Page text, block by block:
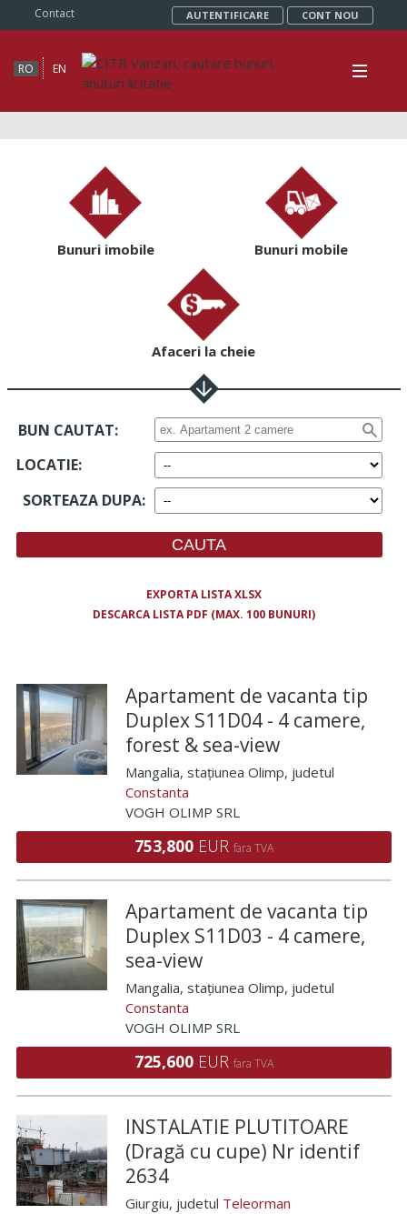
Contact AUTENTIFICARE CONT NOU
RO EN
Bunuri imobile Bunuri mobile
Afaceri la cheie
BUN CAUTAT:
LOCATIE:
SORTEAZA DUPA:
EXPORTA LISTA XLSX
DESCARCA LISTA PDF (MAX. 100 BUNURI)
Apartament de vacanta tip
Duplex S11D04 - 4 camere,
forest & sea-view
Mangalia, stațiunea Olimp, judetul
Constanta
VOGH OLIMP SRL
753,800 EUR fara TVA
Apartament de vacanta tip
Duplex S11D03 - 4 camere,
sea-view
Mangalia, stațiunea Olimp, judetul
Constanta
VOGH OLIMP SRL
725,600 EUR fara TVA
INSTALATIE PLUTITOARE
(Dragă cu cupe) Nr identif
2634
Giurgiu, judetul Teleorman